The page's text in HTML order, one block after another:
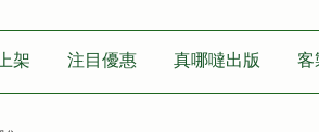
架 注目優惠 真哪噠出版 客